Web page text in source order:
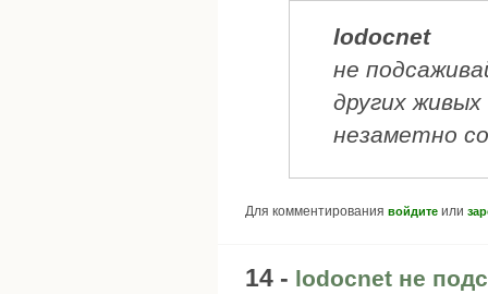
lodocnet
не
других
незаметно
Для комментирования войдите или
14 - lodocnet не